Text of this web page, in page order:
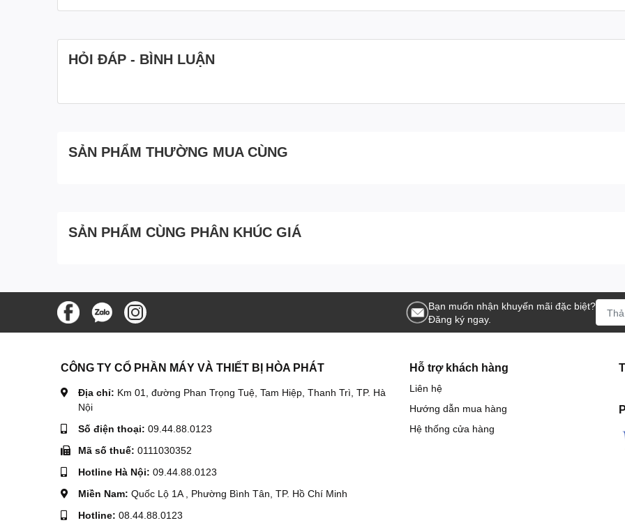
HỎI ĐÁP - BÌNH LUẬN
SẢN PHẨM THƯỜNG MUA CÙNG
SẢN PHẨM CÙNG PHÂN KHÚC GIÁ
Bạn muốn nhận khuyến mãi đặc biệt?
Đăng ký ngay.
CÔNG TY CỔ PHẦN MÁY VÀ THIẾT BỊ HÒA PHÁT
Địa chỉ: Km 01, đường Phan Trọng Tuệ, Tam Hiệp, Thanh Trì, TP. Hà
Nội
Số điện thoại: 09.44.88.0123
Mã số thuế: 0111030352
Hotline Hà Nội: 09.44.88.0123
Miền Nam: Quốc Lộ 1A , Phường Bình Tân, TP. Hồ Chí Minh
Hotline: 08.44.88.0123
Hỗ trợ khách hàng
Liên hệ
Hướng dẫn mua hàng
Hệ thống cửa hàng